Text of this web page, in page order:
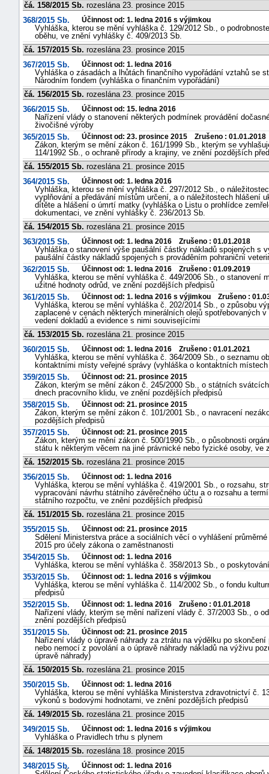
čá. 158/2015 Sb. rozeslána 23. prosince 2015
368/2015 Sb.
Účinnost od: 1. ledna 2016 s výjimkou
Vyhláška, kterou se mění vyhláška č. 129/2012 Sb., o
oběhu, ve znění vyhlášky č. 409/2013 Sb.
čá. 157/2015 Sb. rozeslána 23. prosince 2015
367/2015 Sb.
Účinnost od: 1. ledna 2016
Vyhláška o zásadách a lhůtách finančního vypořádání vztahů se
Národním fondem (vyhláška o finančním vypořádání)
čá. 156/2015 Sb. rozeslána 23. prosince 2015
366/2015 Sb.
Účinnost od: 15. ledna 2016
Nařízení vlády o stanovení některých podmínek provádění
živočišné výroby
365/2015 Sb.
Účinnost od: 23. prosince 2015 Zrušeno : 01.01.2018
Zákon, kterým se mění zákon č. 161/1999 Sb., kterým se
114/1992 Sb., o ochraně přírody a krajiny, ve znění pozdějších
čá. 155/2015 Sb. rozeslána 21. prosince 2015
364/2015 Sb.
Účinnost od: 1. ledna 2016
Vyhláška, kterou se mění vyhláška č. 297/2012 Sb., o
vyplňování a předávání místům určení, a o náležitostech hlášení
dítěte a hlášení o úmrtí matky (vyhláška o Listu o prohlídce
dokumentaci, ve znění vyhlášky č. 236/2013 Sb.
čá. 154/2015 Sb. rozeslána 21. prosince 2015
363/2015 Sb.
Účinnost od: 1. ledna 2016 Zrušeno : 01.01.2018
Vyhláška o stanovení výše paušální částky nákladů spojených s
paušální částky nákladů spojených s prováděním pohraniční
362/2015 Sb.
Účinnost od: 1. ledna 2016 Zrušeno : 01.09.2019
Vyhláška, kterou se mění vyhláška č. 449/2006 Sb., o stanovení
užitné hodnoty odrůd, ve znění pozdějších předpisů
361/2015 Sb.
Účinnost od: 1. ledna 2016 s výjimkou Zrušeno :
Vyhláška, kterou se mění vyhláška č. 202/2014 Sb., o způsobu
zaplacené v cenách některých minerálních olejů spotřebovaných
vedení dokladů a evidence s nimi souvisejícími
čá. 153/2015 Sb. rozeslána 21. prosince 2015
360/2015 Sb.
Účinnost od: 1. ledna 2016 Zrušeno : 01.01.2021
Vyhláška, kterou se mění vyhláška č. 364/2009 Sb., o seznamu
kontaktními místy veřejné správy (vyhláška o kontaktních
359/2015 Sb.
Účinnost od: 21. prosince 2015
Zákon, kterým se mění zákon č. 245/2000 Sb., o státních
dnech pracovního klidu, ve znění pozdějších předpisů
358/2015 Sb.
Účinnost od: 21. prosince 2015
Zákon, kterým se mění zákon č. 101/2001 Sb., o navracení
pozdějších předpisů
357/2015 Sb.
Účinnost od: 21. prosince 2015
Zákon, kterým se mění zákon č. 500/1990 Sb., o působnosti
státu k některým věcem na jiné právnické nebo fyzické osoby,
čá. 152/2015 Sb. rozeslána 21. prosince 2015
356/2015 Sb.
Účinnost od: 1. ledna 2016
Vyhláška, kterou se mění vyhláška č. 419/2001 Sb., o rozsahu,
vypracování návrhu státního závěrečného účtu a o rozsahu a
státního rozpočtu, ve znění pozdějších předpisů
čá. 151/2015 Sb. rozeslána 21. prosince 2015
355/2015 Sb.
Účinnost od: 21. prosince 2015
Sdělení Ministerstva práce a sociálních věcí o vyhlášení
2015 pro účely zákona o zaměstnanosti
354/2015 Sb.
Účinnost od: 1. ledna 2016
Vyhláška, kterou se mění vyhláška č. 358/2013 Sb., o
353/2015 Sb.
Účinnost od: 1. ledna 2016 s výjimkou
Vyhláška, kterou se mění vyhláška č. 114/2002 Sb., o fondu
předpisů
352/2015 Sb.
Účinnost od: 1. ledna 2016 Zrušeno : 01.01.2018
Nařízení vlády, kterým se mění nařízení vlády č. 37/2003 Sb., o
znění pozdějších předpisů
351/2015 Sb.
Účinnost od: 21. prosince 2015
Nařízení vlády o úpravě náhrady za ztrátu na výdělku po
nebo nemocí z povolání a o úpravě náhrady nákladů na výživu
úpravě náhrady)
čá. 150/2015 Sb. rozeslána 21. prosince 2015
350/2015 Sb.
Účinnost od: 1. ledna 2016
Vyhláška, kterou se mění vyhláška Ministerstva zdravotnictví č.
výkonů s bodovými hodnotami, ve znění pozdějších předpisů
čá. 149/2015 Sb. rozeslána 21. prosince 2015
349/2015 Sb.
Účinnost od: 1. ledna 2016 s výjimkou
Vyhláška o Pravidlech trhu s plynem
čá. 148/2015 Sb. rozeslána 18. prosince 2015
348/2015 Sb.
Účinnost od: 1. ledna 2016